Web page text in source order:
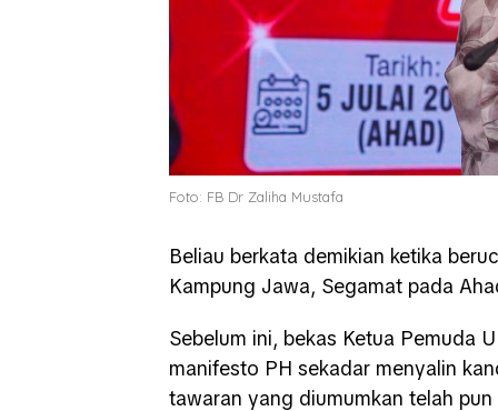
Foto: FB Dr Zaliha Mustafa
Beliau berkata demikian ketika
Kampung Jawa, Segamat pada
Sebelum ini, bekas Ketua Pemuda
manifesto PH sekadar menyalin
tawaran yang diumumkan telah